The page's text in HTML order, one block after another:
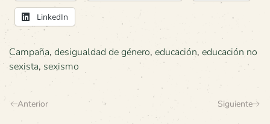
LinkedIn
Campaña, desigualdad de género, educación, educación no
sexista, sexismo
Anterior Siguiente